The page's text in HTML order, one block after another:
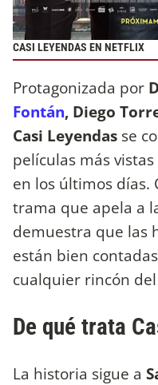
CASI LEYENDAS EN NETFLIX
Protagonizada por
Fontán, Diego
Casi Leyendas se
películas más
en los últimos días.
trama que apela a
demuestra que las
están bien
cualquier rincón
De qué trata
La historia sigue a